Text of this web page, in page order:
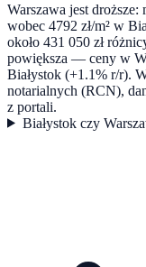
Warszawa jest droższe:
wobec 4792 zł/m² w
około 431 050 zł
powiększa — ceny w
Białystok (+1.1% r/r).
notarialnych (RCN),
z portali.
Białystok czy